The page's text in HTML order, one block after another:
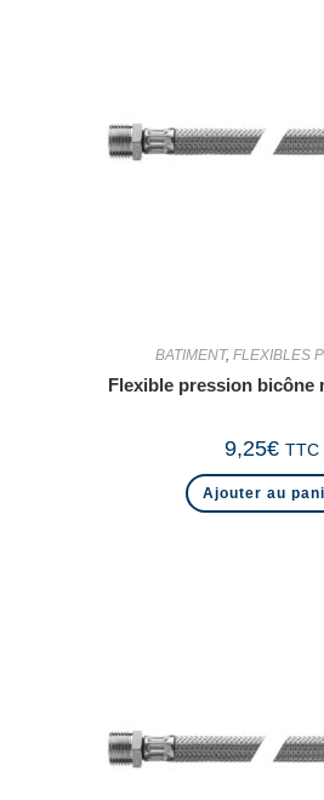
BATIMENT, FLEXIBLES
Flexible pression bicône
9,25€ TTC
Ajouter au